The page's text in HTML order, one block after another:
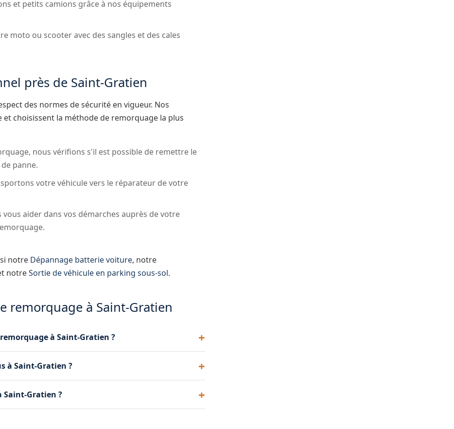
et petits camions grâce à nos équipements
moto ou scooter avec des sangles et des cales
près de Saint-Gratien
des normes de sécurité en vigueur. Nos
choisissent la méthode de remorquage la plus
nous vérifions s'il est possible de remettre le
panne.
votre véhicule vers le réparateur de votre
vous aider dans vos démarches auprès de votre
notre Dépannage batterie voiture, notre
notreSortie de véhicule en parking sous-sol.
remorquage à Saint-Gratien
à Saint-Gratien ?
votre position dans les Hauts-de-Seine.
à Saint-Gratien ?
légers.
Saint-Gratien ?